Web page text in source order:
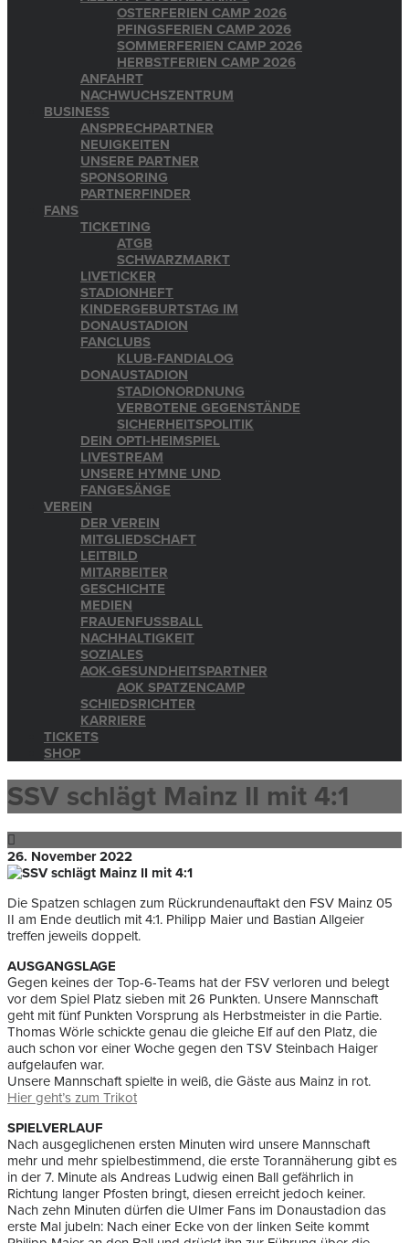
OSTERFERIEN CAMP 2026
PFINGSFERIEN CAMP 2026
SOMMERFERIEN CAMP 2026
HERBSTFERIEN CAMP 2026
ANFAHRT
NACHWUCHSZENTRUM
BUSINESS
ANSPRECHPARTNER
NEUIGKEITEN
UNSERE PARTNER
SPONSORING
PARTNERFINDER
FANS
TICKETING
ATGB
SCHWARZMARKT
LIVETICKER
STADIONHEFT
KINDERGEBURTSTAG IM
DONAUSTADION
FANCLUBS
KLUB-FANDIALOG
DONAUSTADION
STADIONORDNUNG
VERBOTENE GEGENSTÄNDE
SICHERHEITSPOLITIK
DEIN OPTI-HEIMSPIEL
LIVESTREAM
UNSERE HYMNE UND
FANGESÄNGE
VEREIN
DER VEREIN
MITGLIEDSCHAFT
LEITBILD
MITARBEITER
GESCHICHTE
MEDIEN
FRAUENFUSSBALL
NACHHALTIGKEIT
SOZIALES
AOK-GESUNDHEITSPARTNER
AOK SPATZENCAMP
SCHIEDSRICHTER
KARRIERE
TICKETS
SHOP
SSV schlägt Mainz II mit 4:1
26. November 2022
Die Spatzen schlagen zum Rückrundenauftakt den FSV Mainz 05
II am Ende deutlich mit 4:1. Philipp Maier und Bastian Allgeier
treffen jeweils doppelt.
AUSGANGSLAGE
Gegen keines der Top-6-Teams hat der FSV verloren und belegt
vor dem Spiel Platz sieben mit 26 Punkten. Unsere Mannschaft
geht mit fünf Punkten Vorsprung als Herbstmeister in die Partie.
Thomas Wörle schickte genau die gleiche Elf auf den Platz, die
auch schon vor einer Woche gegen den TSV Steinbach Haiger
aufgelaufen war.
Unsere Mannschaft spielte in weiß, die Gäste aus Mainz in rot.
Hier geht’s zum Trikot
SPIELVERLAUF
Nach ausgeglichenen ersten Minuten wird unsere Mannschaft
mehr und mehr spielbestimmend, die erste Torannäherung gibt es
in der 7. Minute als Andreas Ludwig einen Ball gefährlich in
Richtung langer Pfosten bringt, diesen erreicht jedoch keiner.
Nach zehn Minuten dürfen die Ulmer Fans im Donaustadion das
erste Mal jubeln: Nach einer Ecke von der linken Seite kommt